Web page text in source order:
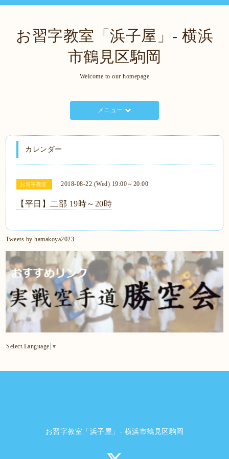
お習字教室「浜子屋」- 横浜
市鶴見区駒岡
Welcome to our homepage
メニュー
カレンダー
お習字教室 2018-08-22 (Wed) 19:00～20:00
【平日】二部 19時～20時
Tweets by hamakoya2023
Select Language ▼
お習字教室「浜子屋」- 横浜市鶴見区駒岡